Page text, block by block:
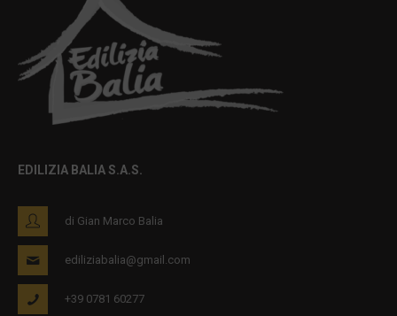
EDILIZIA BALIA S.A.S.
di Gian Marco Balia
ediliziabalia@gmail.com
+39 0781 60277